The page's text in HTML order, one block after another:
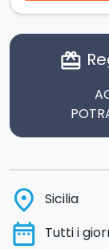
card_giftcard
place Sicilia
date_range Tutti i